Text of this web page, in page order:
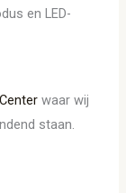
en LED-
waar wij
staan.